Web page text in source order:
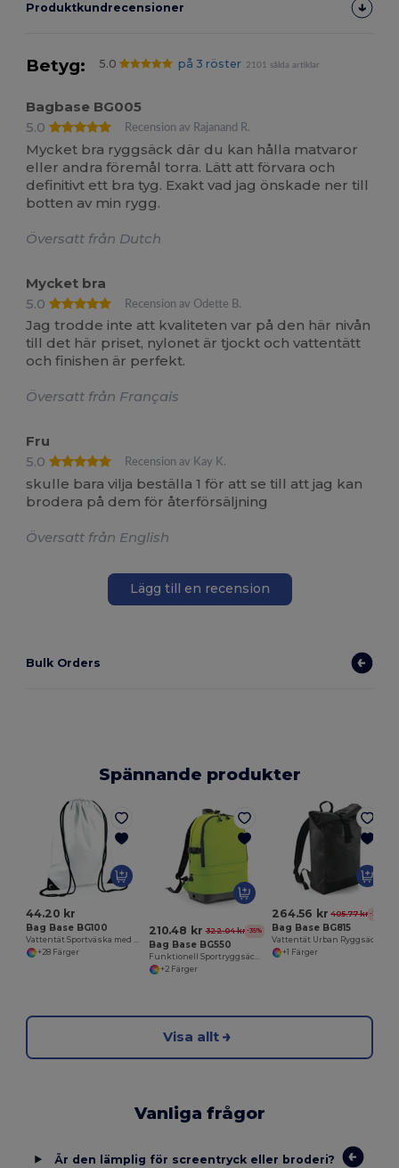
Produktkundrecensioner
Betyg: 5.0 på 3 röster 2101 sålda artiklar
Bagbase BG005
5.0
Recension av Rajanand R.
Mycket bra ryggsäck där du kan hålla matvaror
eller andra föremål torra. Lätt att förvara och
definitivt ett bra tyg. Exakt vad jag önskade ner till
botten av min rygg.
Översatt från Dutch
Mycket bra
5.0
Recension av Odette B.
Jag trodde inte att kvaliteten var på den här nivån
till det här priset, nylonet är tjockt och vattentätt
och finishen är perfekt.
Översatt från Français
Fru
5.0
Recension av Kay K.
skulle bara vilja beställa 1 för att se till att jag kan
brodera på dem för återförsäljning
Översatt från English
Lägg till en recension
Bulk Orders
Spännande produkter
44.20 kr
Bag Base BG100
+28 Färger
210.48 kr 322.04 kr -35%
Bag Base BG550
+2 Färger
264.56 kr 405.77 kr -35%
Bag Base BG815
+1 Färger
Visa allt
Vanliga frågor
Är den lämplig för screentryck eller broderi?